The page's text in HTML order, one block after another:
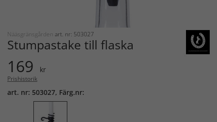
Nääsgränsgården art. nr: 503027
Stumpastake till flaska
169 kr
Prishistorik
art. nr: 503027, Färg.nr: